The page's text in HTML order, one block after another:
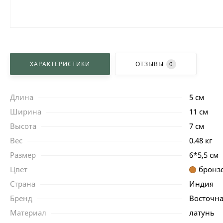
ХАРАКТЕРИСТИКИ ОТЗЫВЫ 0
Длина
5 см
Ширина
11 см
Высота
7 см
Вес
0.48 кг
Размер
6*5,5 см
Цвет
Страна
Индия
Бренд
Материал
латунь